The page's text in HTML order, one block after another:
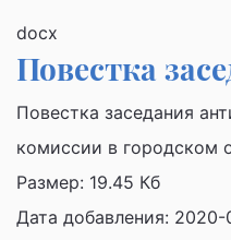
docx
Повестка
Повестка заседания
комиссии в городском
Размер: 19.45 Кб
Дата добавления: 2020-